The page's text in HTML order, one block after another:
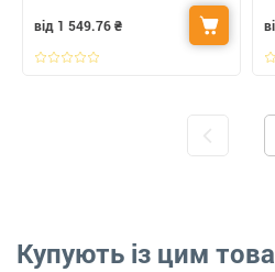
від 1 549.76₴
Купують із цим